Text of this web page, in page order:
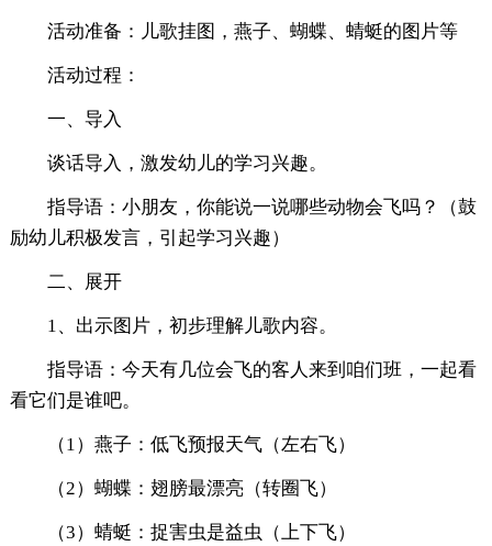
活动准备：儿歌挂图，燕子、蝴蝶、蜻蜓的图片等
活动过程：
一、导入
谈话导入，激发幼儿的学习兴趣。
指导语：小朋友，你能说一说哪些动物会飞吗？（鼓
励幼儿积极发言，引起学习兴趣）
二、展开
1、出示图片，初步理解儿歌内容。
指导语：今天有几位会飞的客人来到咱们班，一起看
看它们是谁吧。
（1）燕子：低飞预报天气（左右飞）
（2）蝴蝶：翅膀最漂亮（转圈飞）
（3）蜻蜓：捉害虫是益虫（上下飞）